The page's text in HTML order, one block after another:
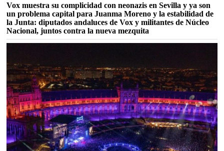
Vox muestra su complicidad con neonazis en Sevilla y ya son
un problema capital para Juanma Moreno y la estabilidad de
la Junta: diputados andaluces de Vox y militantes de Núcleo
Nacional, juntos contra la nueva mezquita